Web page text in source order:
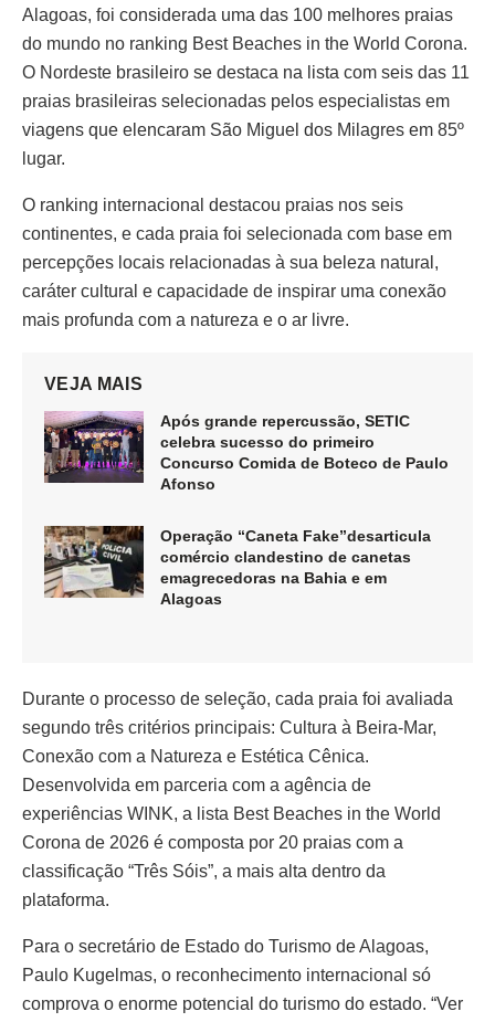
Alagoas, foi considerada uma das 100 melhores praias
do mundo no ranking Best Beaches in the World Corona.
O Nordeste brasileiro se destaca na lista com seis das 11
praias brasileiras selecionadas pelos especialistas em
viagens que elencaram São Miguel dos Milagres em 85º
lugar.
O ranking internacional destacou praias nos seis
continentes, e cada praia foi selecionada com base em
percepções locais relacionadas à sua beleza natural,
caráter cultural e capacidade de inspirar uma conexão
mais profunda com a natureza e o ar livre.
VEJA MAIS
Após grande repercussão, SETIC
celebra sucesso do primeiro
Concurso Comida de Boteco de Paulo
Afonso
Operação “Caneta Fake”desarticula
comércio clandestino de canetas
emagrecedoras na Bahia e em
Alagoas
Durante o processo de seleção, cada praia foi avaliada
segundo três critérios principais: Cultura à Beira-Mar,
Conexão com a Natureza e Estética Cênica.
Desenvolvida em parceria com a agência de
experiências WINK, a lista Best Beaches in the World
Corona de 2026 é composta por 20 praias com a
classificação “Três Sóis”, a mais alta dentro da
plataforma.
Para o secretário de Estado do Turismo de Alagoas,
Paulo Kugelmas, o reconhecimento internacional só
comprova o enorme potencial do turismo do estado. “Ver